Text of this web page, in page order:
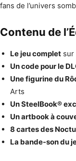
fans de l’univers
Contenu de
Le jeu complet sur
Un code pour le
Une figurine du
Arts
Un SteelBook®
Un artbook à
8 cartes des
La bande-son du